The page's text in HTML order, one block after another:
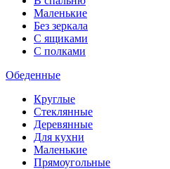
Маленькие
Без зеркала
С ящиками
С полками
Обеденные
Круглые
Стеклянные
Деревянные
Для кухни
Маленькие
Прямоугольные